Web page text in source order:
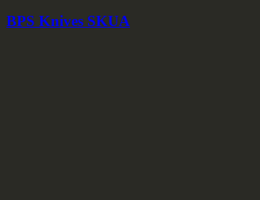
BPS Knives SKUA